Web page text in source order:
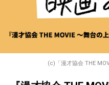
(c)「漫才協会 THE